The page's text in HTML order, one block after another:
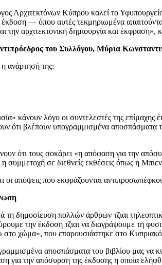
Αρχιτεκτόνων Κύπρου καλεί το
— όπου αυτές τεκμηριωμένα
την αρχιτεκτονική δημιουργία και έκφραση»,
του Συλλόγου, Μύρια
ανάρτησή της:
κάνουν λόγο οι συντελεστές της
ότι βλέπουν υπογραμμισμένα αποσπάσματα
ότι τους σοκάρει «η απόφαση για την
η συμμετοχή σε διεθνείς εκθέσεις όπως η
οι απόψεις που εκφράζουνται
τη δημοσίευση πολλών άρθρων τζιαι
την έκδοση τζιαι να διαγράψουμε τη
στο χώμα», που επαρουσιάστηκε στο
αποσπάσματα του βιβλίου μας να
για την απόσυρση της έκδοσης η οποία